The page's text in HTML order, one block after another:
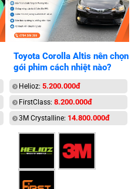
Toyota Corolla Altis nên chọn
gói phim cách nhiệt nào?
Helioz: 5.200.000đ
FirstClass: 8.200.000đ
3M Crystalline: 14.800.000đ